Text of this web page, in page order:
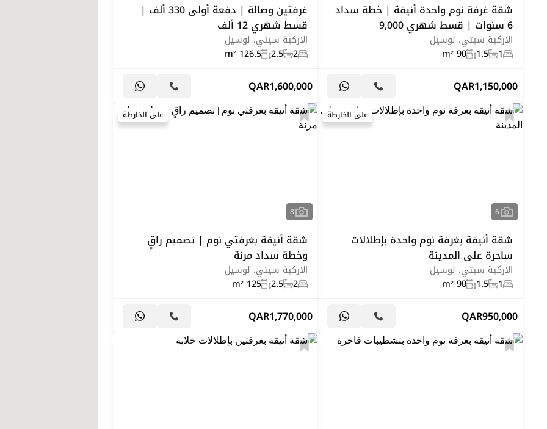
شقة غرفة نوم واحدة أنيقة | خطة سداد
6 سنوات | قسط شهري 9,000
الاركية سيتي، لوسيل
1
1.5
90 m²
1,150,000
QAR
غرفتين وصالة | دفعة أولى 330 ألف |
قسط شهري 12 ألف
الاركية سيتي، لوسيل
2
2.5
126.5 m²
1,600,000
QAR
على الخارطة
6
شقة أنيقة بغرفة نوم واحدة بإطلالات
ساحرة على المدينة
الاركية سيتي، لوسيل
1
1.5
90 m²
950,000
QAR
على الخارطة
8
شقة أنيقة بغرفتي نوم | تصميم راقٍ
وخطة سداد مرنة
الاركية سيتي، لوسيل
2
2.5
125 m²
1,770,000
QAR